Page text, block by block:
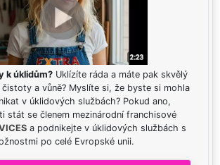
k úklidům? Uklízíte ráda a máte pak skvělý
a vůně? Myslíte si, že byste si mohla
v úklidových službách? Pokud ano,
stát se členem mezinárodní franchisové
a podnikejte v úklidových službách s
po celé Evropské unii.